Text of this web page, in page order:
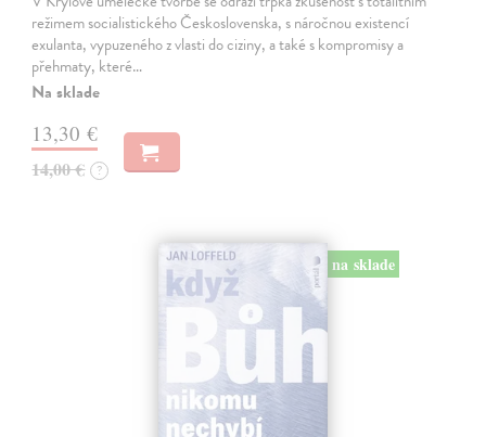
režimem socialistického Československa, s náročnou existencí
exulanta, vypuzeného z vlasti do ciziny, a také s kompromisy a
přehmaty, které…
Na sklade
13,30 €
14,00 € ?
na sklade